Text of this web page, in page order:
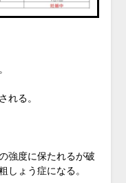
れる。
強度に保たれるが破
しょう症になる。